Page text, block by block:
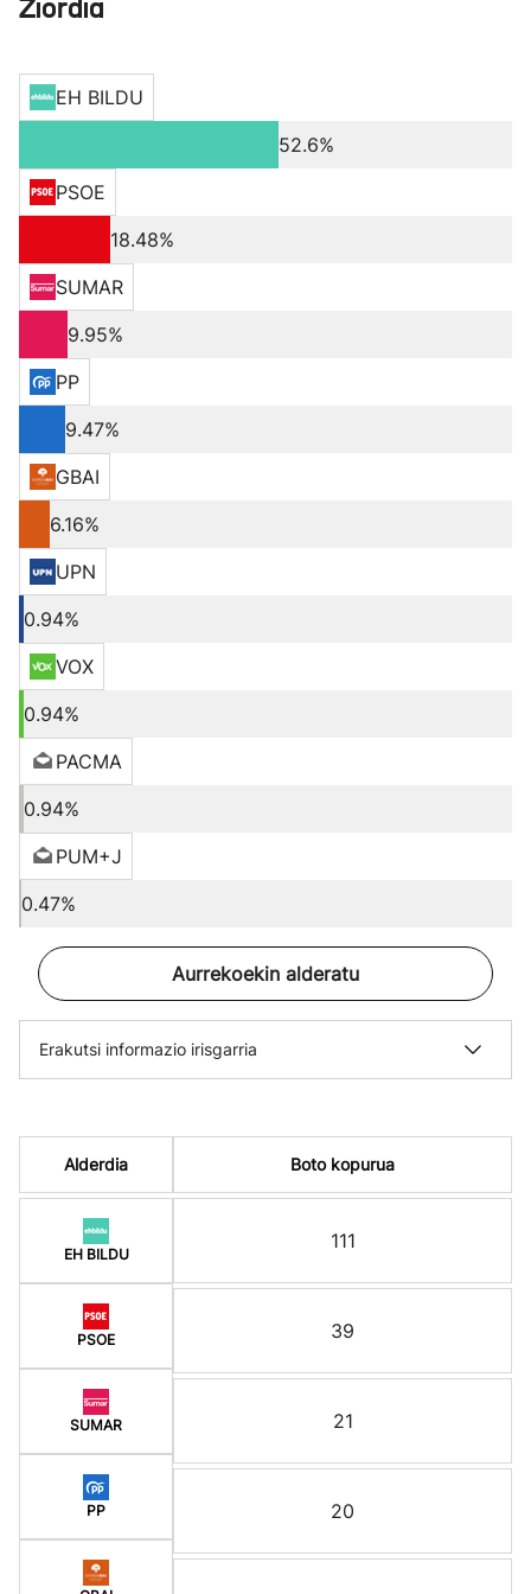
Ziordia
EH BILDU
52.6%
PSOE
18.48%
SUMAR
9.95%
PP
9.47%
GBAI
6.16%
UPN
0.94%
VOX
0.94%
PACMA
0.94%
PUM+J
0.47%
Aurrekoekin alderatu
Erakutsi informazio irisgarria
Alderdia
EH BILDU
PSOE
SUMAR
PP
Boto kopurua
111
39
21
20